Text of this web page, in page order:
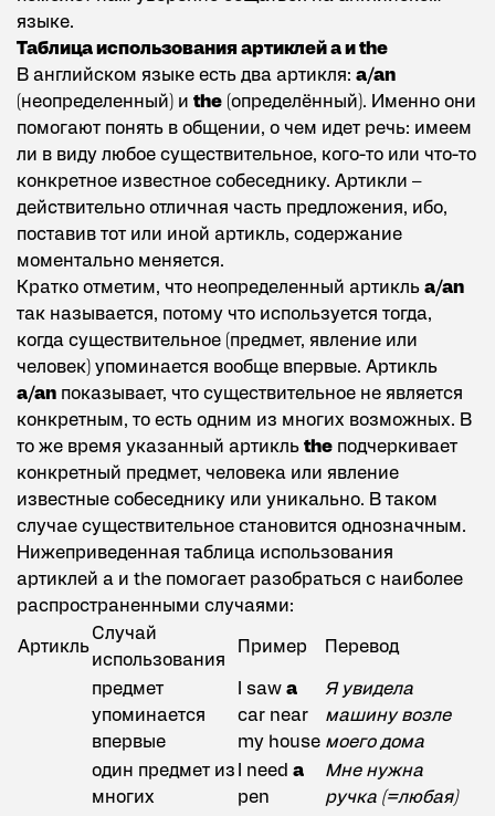
языке.
Таблица использования артиклей a и the
В английском языке есть два артикля: a/an
(неопределенный) и the (определённый). Именно они
помогают понять в общении, о чем идет речь: имеем
ли в виду любое существительное, кого-то или что-то
конкретное известное собеседнику. Артикли –
действительно отличная часть предложения, ибо,
поставив тот или иной артикль, содержание
моментально меняется.
Кратко отметим, что неопределенный артикль a/an
так называется, потому что используется тогда,
когда существительное (предмет, явление или
человек) упоминается вообще впервые. Артикль
a/an показывает, что существительное не является
конкретным, то есть одним из многих возможных. В
то же время указанный артикль the подчеркивает
конкретный предмет, человека или явление
известные собеседнику или уникально. В таком
случае существительное становится однозначным.
Нижеприведенная таблица использования
артиклей a и the помогает разобраться с наиболее
распространенными случаями:
Артикль
Случай
использования
Пример Перевод
предмет
упоминается
впервые
I saw a
car near
my house
Я увидела
машину возле
моего дома
один предмет из
многих
I need a
pen
Мне нужна
ручка (=любая)